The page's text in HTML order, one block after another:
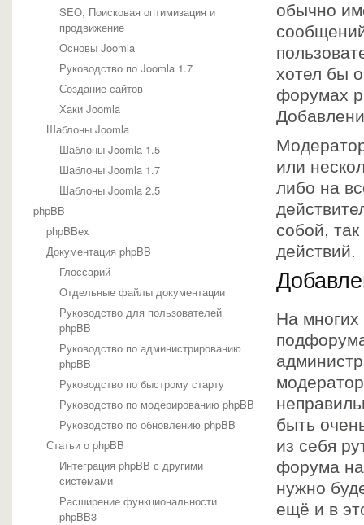
SEO, Поисковая оптимизация и
продвижение
Основы Joomla
Руководство по Joomla 1.7
Создание сайтов
Хаки Joomla
Шаблоны Joomla
Шаблоны Joomla 1.5
Шаблоны Joomla 1.7
Шаблоны Joomla 2.5
phpBB
phpBBex
Документация phpBB
Глоссарий
Отдельные файлы документации
Руководство для пользователей
phpBB
Руководство по администрированию
phpBB
Руководство по быстрому старту
Руководство по модерированию phpBB
Руководство по обновлению phpBB
Статьи о phpBB
Интеграция phpBB с другими
системами
Расширение функциональности
phpBB3
обычно
хотел бы
форумах
или
либо на
собой,
действий.
На многих
быть
из себя
форума
нужно
ещё и в